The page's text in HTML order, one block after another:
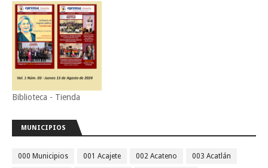
Biblioteca - Tienda
MUNICIPIOS
000 Municipios 001 Acajete 002 Acateno 003 Acatlán